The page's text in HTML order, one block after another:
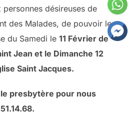
désireuses de
des Malades, de pouvoir le
du Samedi le 11 Février de
Jean et le Dimanche 12
Saint Jacques.
presbytère pour nous